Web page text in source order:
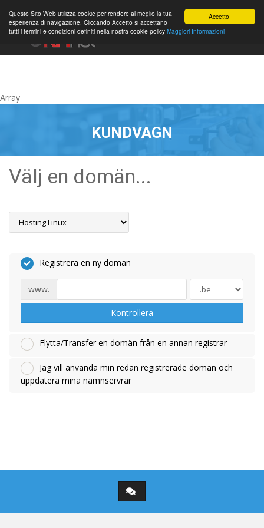
Accetto!
Questo Sito Web utilizza cookie per rendere al meglio la tua
esperienza di navigazione. Cliccando Accetto si accettano
tutti i termini e condizioni definiti nella nostra cookie policy Maggiori Informazioni
Array
0
KUNDVAGN
Välj en domän...
Registrera en ny domän
www.
Kontrollera
Flytta/Transfer en domän från en annan registrar
Jag vill använda min redan registrerade domän och
uppdatera mina namnservrar